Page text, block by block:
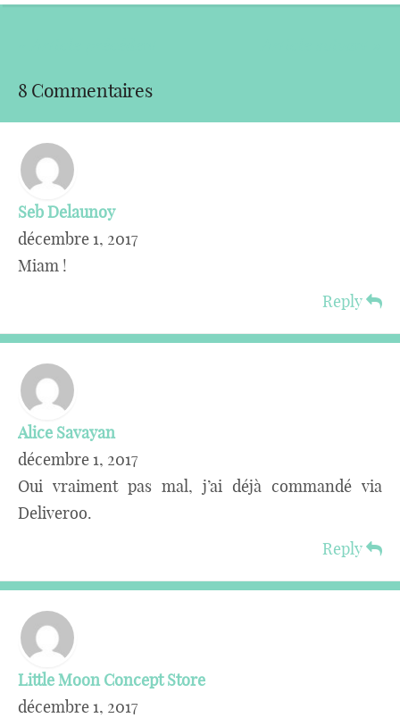
8 Commentaires
Seb Delaunoy
décembre 1, 2017
Miam !
Reply
Alice Savayan
décembre 1, 2017
Oui vraiment pas mal, j’ai déjà commandé via
Deliveroo.
Reply
Little Moon Concept Store
décembre 1, 2017